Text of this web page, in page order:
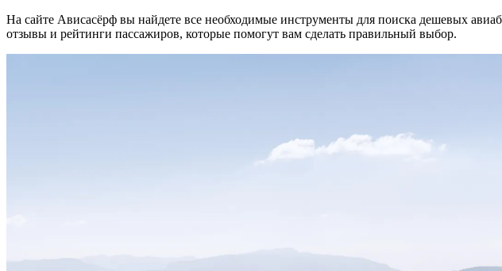
На сайте Ависасёрф вы найдете все необходимые инструменты для поиска дешевых
отзывы и рейтинги пассажиров, которые помогут вам сделать правильный выбор.